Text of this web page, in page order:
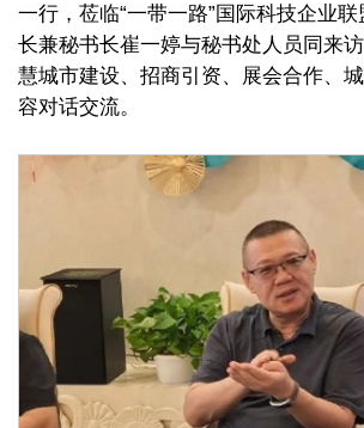
一行，莅临“一带一路”国际科技企业
长兼秘书长崔一婷与秘书处人员同来
慧城市建设、招商引资、展会合作、
容对话交流。